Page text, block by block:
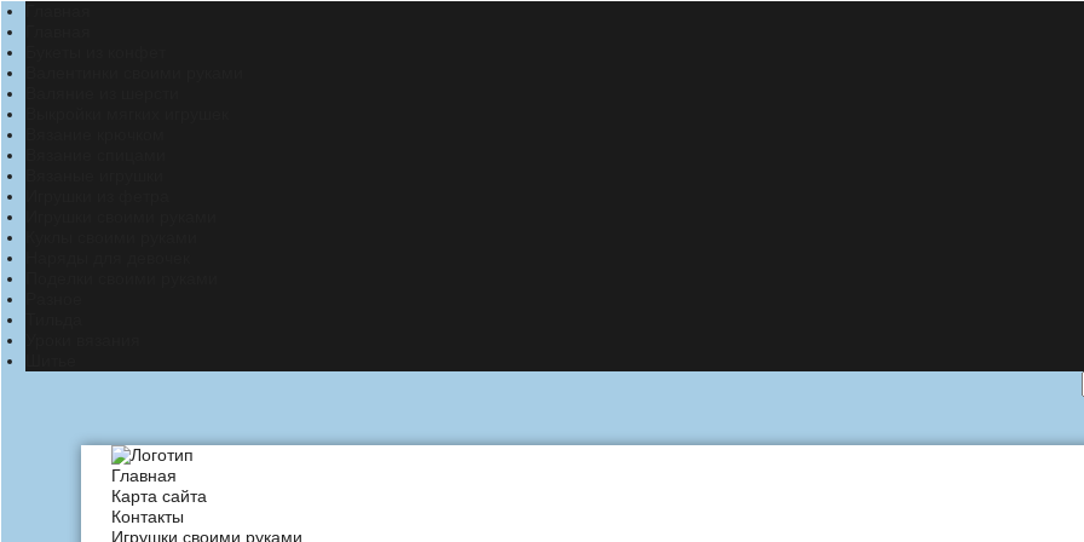
Главная
Карта сайта
Контакты
Игрушки своими руками